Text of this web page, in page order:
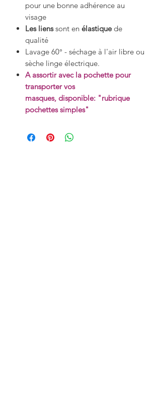
pour une bonne adhérence au
visage
Les lienssont en élastiquede
qualité
Lavage 60° - séchage à l'air libre ou
sèche linge électrique.
A assortir avec la pochette pour
transporter vos
masques, disponible: "rubrique
pochettes simples"